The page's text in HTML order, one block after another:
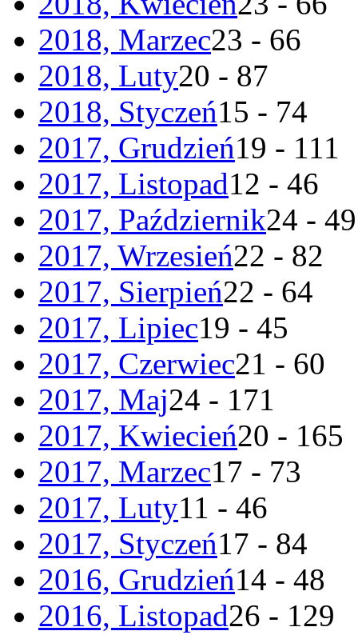
2018, Marzec23 - 66
2018, Luty20 - 87
2018, Styczeń15 - 74
2017, Grudzień19 - 111
2017, Listopad12 - 46
2017, Październik24 - 49
2017, Wrzesień22 - 82
2017, Sierpień22 - 64
2017, Lipiec19 - 45
2017, Czerwiec21 - 60
2017, Maj24 - 171
2017, Kwiecień20 - 165
2017, Marzec17 - 73
2017, Luty11 - 46
2017, Styczeń17 - 84
2016, Grudzień14 - 48
2016, Listopad26 - 129